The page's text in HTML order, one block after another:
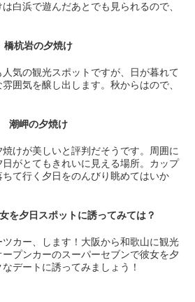
白浜で遊んだあとでも見られるので、
橋杭岩の夕焼け
気の観光スポットですが、日が暮れて
囲気を醸し出します。秋からはので、
潮岬の夕焼け
けが美しいと評判だそうです。周囲に
がとてもきれいに見える場所。カップ
て行く夕日をのんびり眺めてはいか
を夕日スポットに誘ってみては？
カー、します！大阪から和歌山に観光
プンカーのスーパーセブンで彼女を夕
デートに誘ってみましょう！